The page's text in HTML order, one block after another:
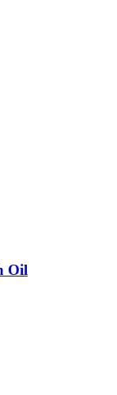
Oil